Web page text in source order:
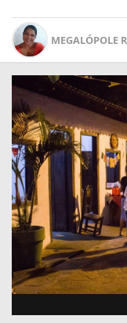
MEGALÓPOLE